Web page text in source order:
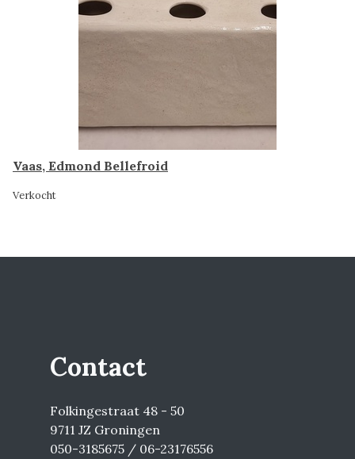
Vaas, Edmond Bellefroid
Verkocht
Contact
Folkingestraat 48 - 50
9711 JZ Groningen
050-3185675 / 06-23176556